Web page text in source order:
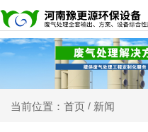
当前位置：首页 / 新闻